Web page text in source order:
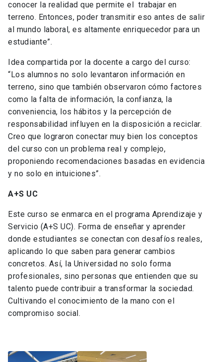
conocer la realidad que permite el trabajar en
terreno. Entonces, poder transmitir eso antes de salir
al mundo laboral, es altamente enriquecedor para un
estudiante”.
Idea compartida por la docente a cargo del curso:
“Los alumnos no solo levantaron información en
terreno, sino que también observaron cómo factores
como la falta de información, la confianza, la
conveniencia, los hábitos y la percepción de
responsabilidad influyen en la disposición a reciclar.
Creo que lograron conectar muy bien los conceptos
del curso con un problema real y complejo,
proponiendo recomendaciones basadas en evidencia
y no solo en intuiciones”.
A+S UC
Este curso se enmarca en el programa Aprendizaje y
Servicio (A+S UC). Forma de enseñar y aprender
donde estudiantes se conectan con desafíos reales,
aplicando lo que saben para generar cambios
concretos. Así, la Universidad no solo forma
profesionales, sino personas que entienden que su
talento puede contribuir a transformar la sociedad.
Cultivando el conocimiento de la mano con el
compromiso social.